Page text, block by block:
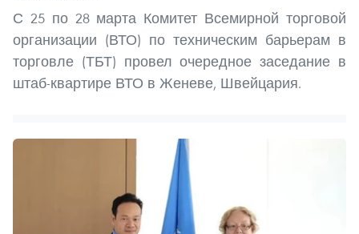
С 25 по 28 марта Комитет Всемирной торговой
организации (ВТО) по техническим барьерам в
торговле (ТБТ) провел очередное заседание в
штаб-квартире ВТО в Женеве, Швейцария.